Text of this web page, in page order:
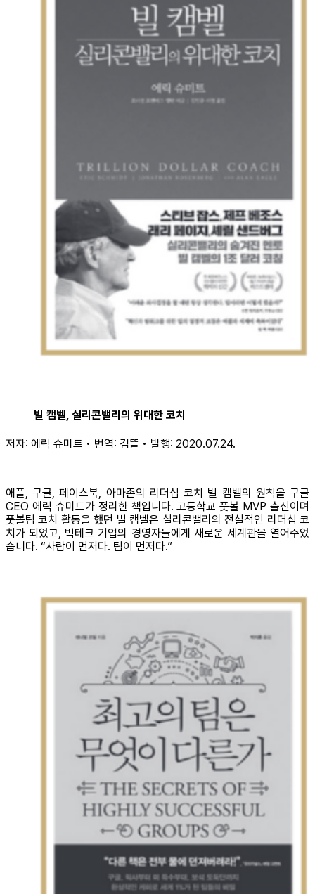
빌 캠벨, 실리콘밸리의 위대한 코치
저자: 에릭 슈미트 • 번역: 김뜰 • 발행: 2020.07.24.
애플, 구글, 페이스북, 아마존의 리더십 코치 빌 캠벨의 원칙을 구글
CEO 에릭 슈미트가 정리한 책입니다. 고등학교 풋볼 MVP 출신이며
풋볼팀 코치 활동을 했던 빌 캠벨은 실리콘밸리의 전설적인 리더십 코
치가 되었고, 빅테크 기업의 경영자들에게 새로운 세계관을 열어주었
습니다. “사람이 먼저다. 팀이 먼저다.”